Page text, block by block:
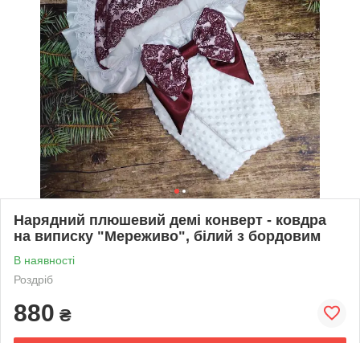
Нарядний плюшевий демі конверт - ковдра
на виписку "Мереживо", білий з бордовим
В наявності
Роздріб
880 ₴